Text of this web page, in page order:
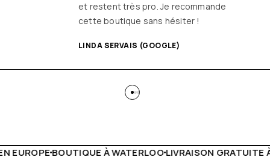
et restent très pro. Je recommande
cette boutique sans hésiter !
LINDA SERVAIS (GOOGLE)
LIVRAISON GRATUITE À PARTIR DE 150€LIVE